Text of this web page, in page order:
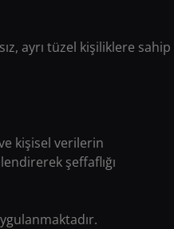
ayrı tüzel kişiliklere sahip
kişisel verilerin
şeffaflığı